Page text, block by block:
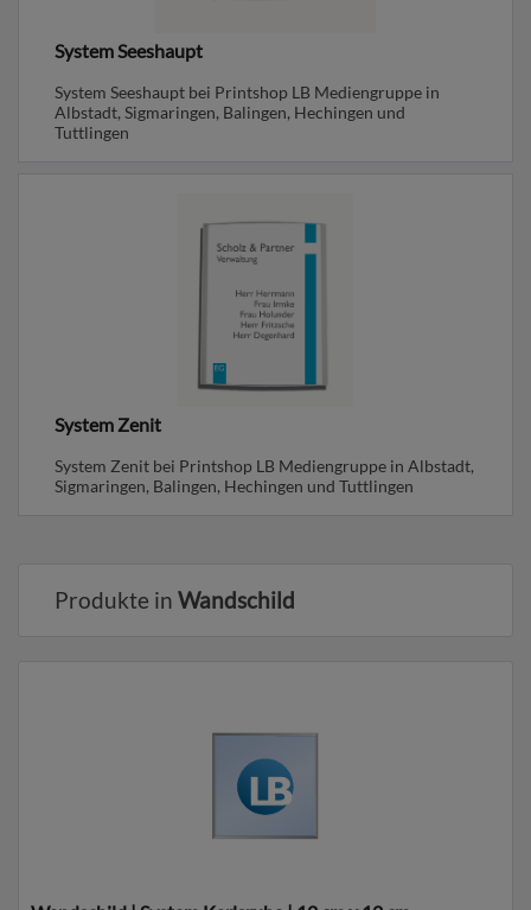
System Seeshaupt
System Seeshaupt bei Printshop LB Mediengruppe in
Albstadt, Sigmaringen, Balingen, Hechingen und
Tuttlingen
System Zenit
System Zenit bei Printshop LB Mediengruppe in Albstadt,
Sigmaringen, Balingen, Hechingen und Tuttlingen
Produkte in Wandschild